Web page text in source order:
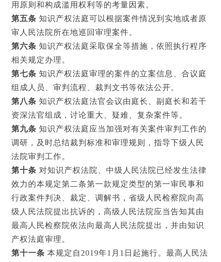
用原则和构成滥用权利等的考量因素。
第五条 知识产权法庭可以根据案件情况到实地或者原
审人民法院所在地巡回审理案件。
第六条 知识产权法庭采取保全等措施，依照执行程序
相关规定办理。
第七条 知识产权法庭审理的案件的立案信息、合议庭
组成人员、审判流程、裁判文书等依法公开。
第八条 知识产权法庭法官会议由庭长、副庭长和若干
资深法官组成，讨论重大、疑难、复杂案件等。
第九条 知识产权法庭应当加强对有关案件审判工作的
调研，及时总结裁判标准和审理规则，指导下级人民
法院审判工作。
第十条 对知识产权法院、中级人民法院已经发生法律
效力的本规定第二条第一款规定类型的第一审民事和
行政案件判决、裁定、调解书，省级人民检察院向高
级人民法院提出抗诉的，高级人民法院应当告知其由
最高人民检察院依法向最高人民法院提出，并由知识
产权法庭审理。
第十一条 本规定自2019年1月1日起施行。最高人民法